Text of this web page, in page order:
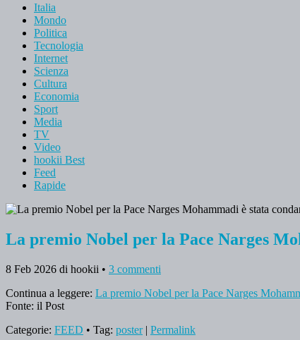
Italia
Mondo
Politica
Tecnologia
Internet
Scienza
Cultura
Economia
Sport
Media
TV
Video
hookii Best
Feed
Rapide
La premio Nobel per la Pace Narges
8 Feb 2026 di hookii • 3 commenti
Continua a leggere: La premio Nobel per la Pace Narges
Fonte: il Post
Categorie: FEED • Tag: poster| Permalink